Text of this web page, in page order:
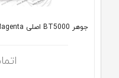
جوهر BT5000 اصلی Brother Magenta